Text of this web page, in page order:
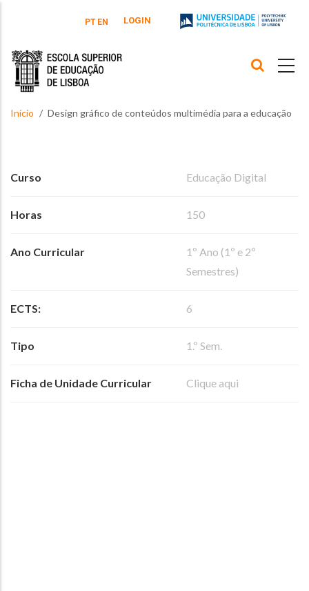
PT EN LOGIN
Início Design gráfico de conteúdos multimédia para a educação
Curso Educação Digital
Horas 150
Ano Curricular
1º Ano (1º e 2º
Semestres)
ECTS: 6
Tipo 1.º Sem.
Ficha de Unidade Curricular Clique aqui